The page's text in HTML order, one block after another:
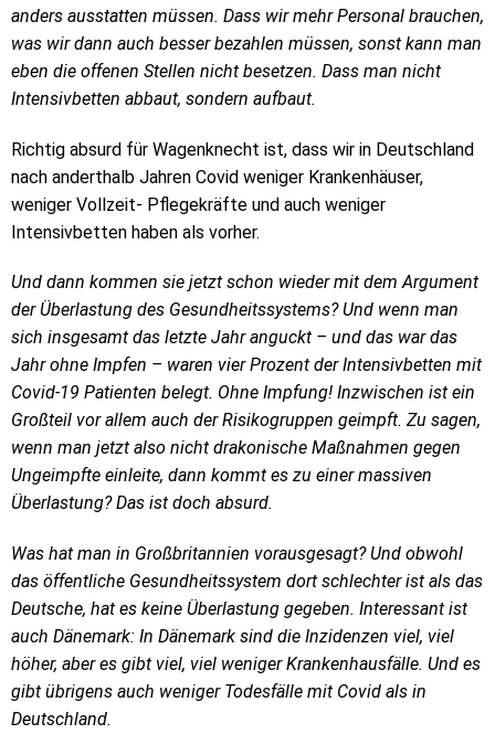
anders ausstatten müssen. Dass wir mehr Personal brauchen,
was wir dann auch besser bezahlen müssen, sonst kann man
eben die offenen Stellen nicht besetzen. Dass man nicht
Intensivbetten abbaut, sondern aufbaut.
Richtig absurd für Wagenknecht ist, dass wir in Deutschland
nach anderthalb Jahren Covid weniger Krankenhäuser,
weniger Vollzeit- Pflegekräfte und auch weniger
Intensivbetten haben als vorher.
Und dann kommen sie jetzt schon wieder mit dem Argument
der Überlastung des Gesundheitssystems? Und wenn man
sich insgesamt das letzte Jahr anguckt – und das war das
Jahr ohne Impfen – waren vier Prozent der Intensivbetten mit
Covid-19 Patienten belegt. Ohne Impfung! Inzwischen ist ein
Großteil vor allem auch der Risikogruppen geimpft. Zu sagen,
wenn man jetzt also nicht drakonische Maßnahmen gegen
Ungeimpfte einleite, dann kommt es zu einer massiven
Überlastung? Das ist doch absurd.
Was hat man in Großbritannien vorausgesagt? Und obwohl
das öffentliche Gesundheitssystem dort schlechter ist als das
Deutsche, hat es keine Überlastung gegeben. Interessant ist
auch Dänemark: In Dänemark sind die Inzidenzen viel, viel
höher, aber es gibt viel, viel weniger Krankenhausfälle. Und es
gibt übrigens auch weniger Todesfälle mit Covid als in
Deutschland.